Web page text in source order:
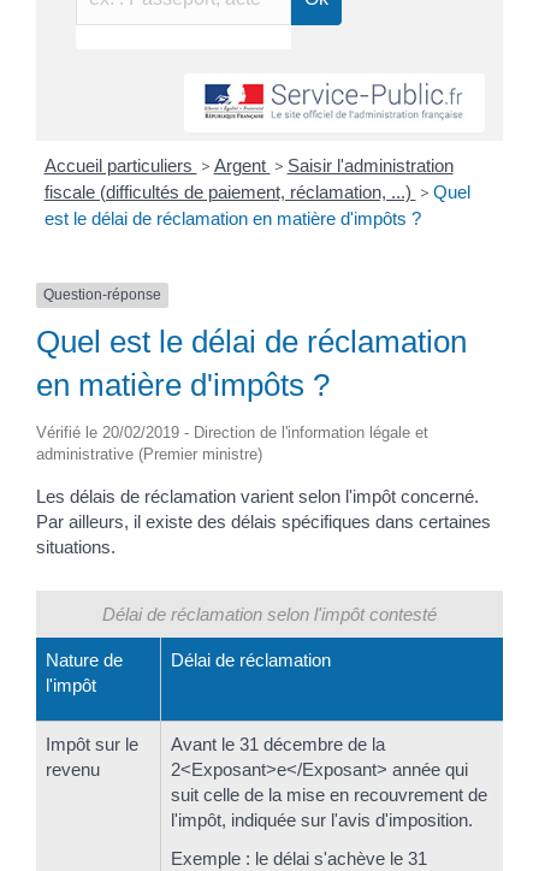
Accueil particuliers > Argent > Saisir l'administration
fiscale (difficultés de paiement, réclamation, ...) > Quel
est le délai de réclamation en matière d'impôts ?
Question-réponse
Quel est le délai de réclamation
en matière d'impôts ?
Vérifié le 20/02/2019 - Direction de l'information légale et
administrative (Premier ministre)
Les délais de réclamation varient selon l'impôt concerné.
Par ailleurs, il existe des délais spécifiques dans certaines
situations.
Délai de réclamation selon l'impôt contesté
Nature de
l'impôt
Délai de réclamation
Impôt sur le
revenu
Avant le 31 décembre de la
2<Exposant>e</Exposant> année qui
suit celle de la mise en recouvrement de
l'impôt, indiquée sur l'avis d'imposition.
Exemple : le délai s'achève le 31